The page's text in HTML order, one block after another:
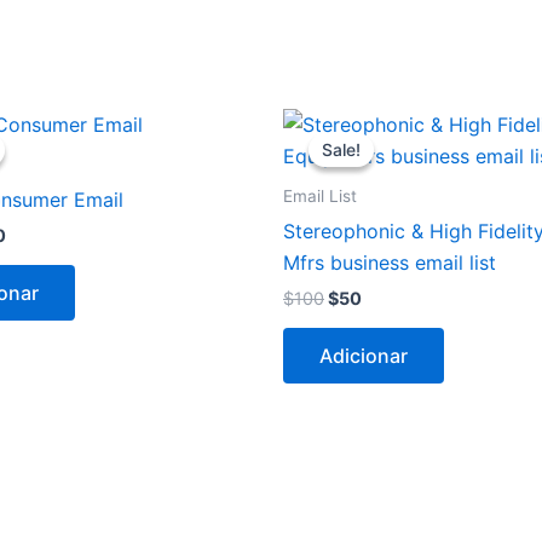
Email
O
preço
atual
$350.
Sale!
Sale!
Email List
Stereophonic & High
Mfrs business email list
$100
O
preço
original
$100.
$50
O
preço
atual
Adicionar